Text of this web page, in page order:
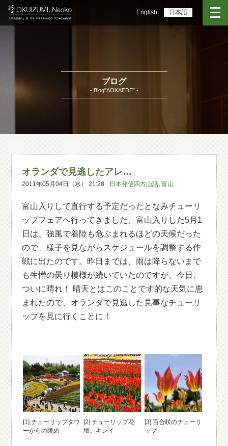
English 日本語
ブログ
- Blog”AOKAEDE” -
オランダで見逃したアレ…
2011年05月04日（水） 21:28 日本発信四方山話,富山
富山入りして直行する予定だったとなみチューリ
ップフェアへ行ってきました。富山入りした5月1
日は、強風で着陸も危ぶまれるほどの天候だった
ので、様子を見ながらスケジュールを調整する作
戦に出たのです。昨日までは、雨は降らないまで
も生憎の曇り模様が続いていたのですが、今日、
ついに晴れ！ 晴天とはこのことです的な天気に恵
まれたので、オランダで見逃した見事なチューリ
ップを見に行くことに！
[1] チューリップタワ
ーからの眺め
[2] チューリップ花
壇。キレイ
[3] 百合咲のチューリ
ップ